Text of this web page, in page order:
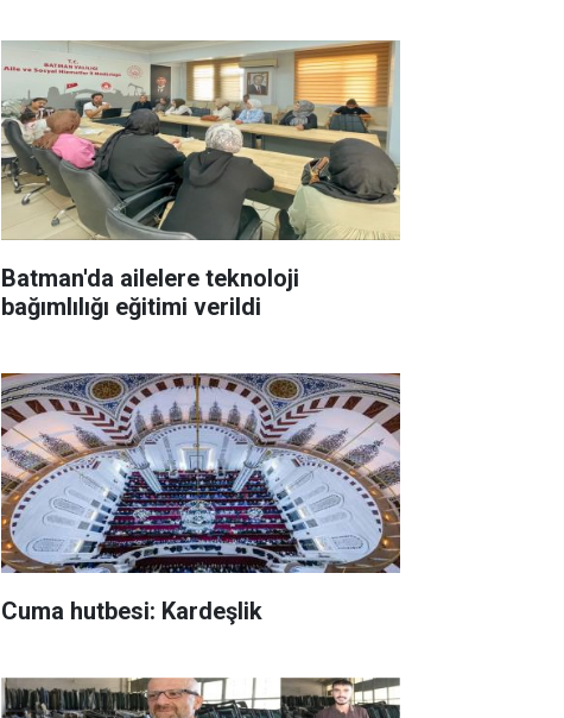
Batman'da ailelere teknoloji
bağımlılığı eğitimi verildi
Cuma hutbesi: Kardeşlik